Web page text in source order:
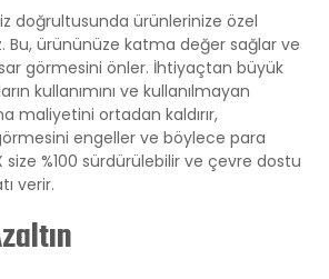
doğrultusunda ürünlerinize özel
Bu, ürününüze katma değer sağlar ve
görmesini önler. İhtiyaçtan büyük
kullanımını ve kullanılmayan
maliyetini ortadan kaldırır,
engeller ve böylece para
size %100 sürdürülebilir ve çevre dostu
verir.